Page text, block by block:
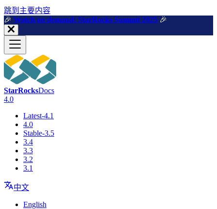
跳到主要内容
🎉️ Watch on demand: StarRocks Summit 2025 🎉️
StarRocksDocs
4.0
Latest-4.1
4.0
Stable-3.5
3.4
3.3
3.2
3.1
中文
English